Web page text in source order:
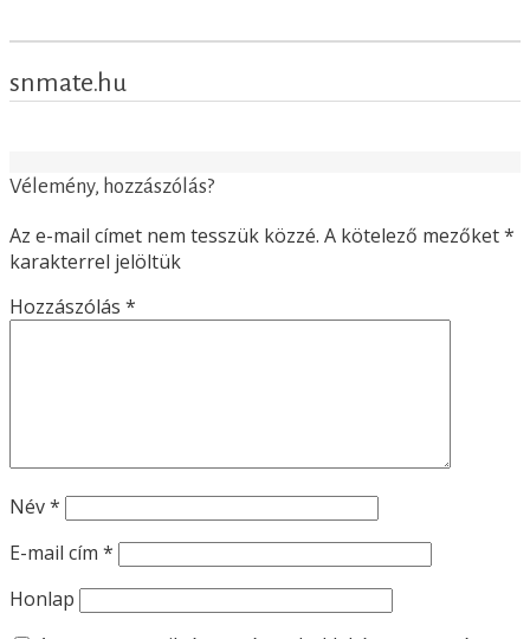
snmate.hu
Vélemény, hozzászólás?
Az e-mail címet nem tesszük közzé. A kötelező mezőket*
karakterrel jelöltük
Hozzászólás *
Név*
E-mail cím *
Honlap